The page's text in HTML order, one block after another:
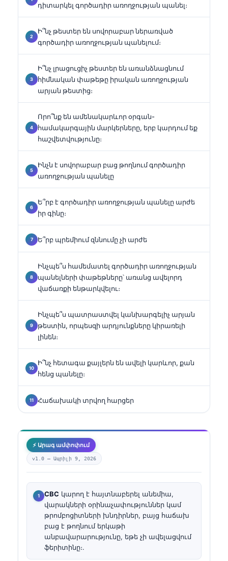
դիտարկել գործադիր առողջության պանել։
Ի՞նչ թեստեր են սովորաբար ներառված
գործադիր առողջության պանելում։
Ի՞նչ լրացուցիչ թեստեր են առանձնացնում
հիմնական փաթեթը իրական առողջության
արյան թեստից։
Որո՞նք են ամենակարևոր օրգան-
համակարգային մարկերները, երբ կարդում եք
հաշվետվությունը։
Ինչն է սովորաբար բաց թողնում գործադիր
առողջության պանելը
Ե՞րբ է գործադիր առողջության պանելը արժե
իր գինը։
Ե՞րբ պրեմիում զննումը չի արժե
Ինչպե՞ս համեմատել գործադիր առողջության
պանելների փաթեթները՝ առանց ավելորդ
վաճառքի ենթարկվելու։
Ինչպե՞ս պատրաստվել կանխարգելիչ արյան
թեստին, որպեսզի արդյունքները կիրառելի
լինեն։
Ի՞նչ հետագա քայլերն են ավելի կարևոր, քան
հենց պանելը։
Հաճախակի տրվող հարցեր
⚡ Արագ ամփոփում
v1.0 — Ապրիլի 9, 2026
CBC կարող է հայտնաբերել անեմիա,
վարակների օրինաչափություններ կամ
թրոմբոցիտների խնդիրներ, բայց հաճախ
բաց է թողնում երկաթի
անբավարարությունը, եթե չի ավելացվում
ֆերիտինը։.